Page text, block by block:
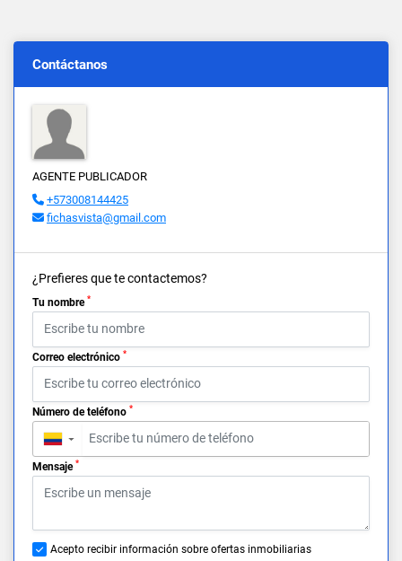
Contáctanos
AGENTE PUBLICADOR
+573008144425
fichasvista@gmail.com
¿Prefieres que te contactemos?
Tu nombre *
Correo electrónico *
Número de teléfono *
▼
Mensaje *
Acepto recibir información sobre ofertas inmobiliarias